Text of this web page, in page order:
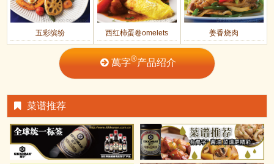
五彩缤纷 西红柿蛋卷omelets 姜香烧肉
萬字®产品绍介
菜谱推荐